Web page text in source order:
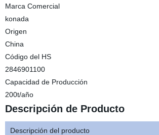
Marca Comercial
konada
Origen
China
Código del HS
2846901100
Capacidad de Producción
200t/año
Descripción de Producto
Descripción del producto